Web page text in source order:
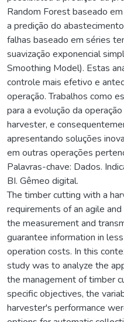
Random Forest baseado
a predição do
falhas baseado em séries
suavização exponencial
Smoothing Model). Estas
controle mais efetivo e
operação. Trabalhos como
para a evolução da
harvester, e
apresentando soluções
em outras operações
Palavras-chave: Dados.
BI. Gêmeo digital.
The timber cutting with a
requirements of an agile
the measurement and
guarantee information in
operation costs. In this
study was to analyze the
the management of timber
specific objectives, the
harvester's performance